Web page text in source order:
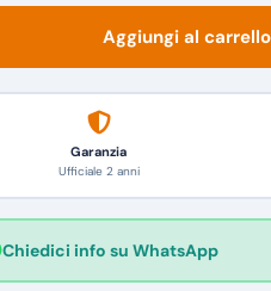
Aggiungi al carrello
Garanzia
Ufficiale 2 anni
Chiedici info su WhatsApp